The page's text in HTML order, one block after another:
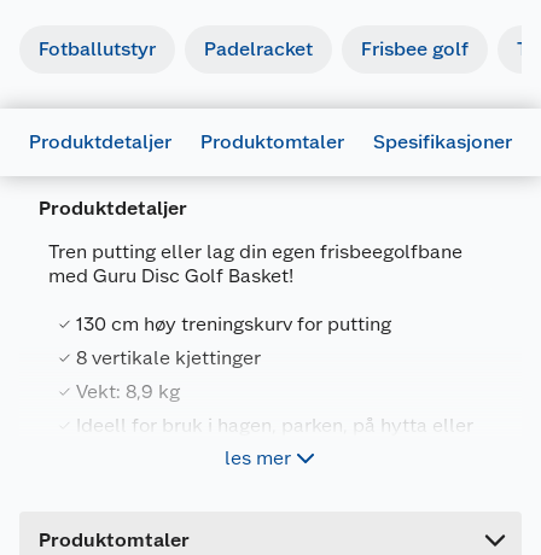
Fotballutstyr Padelracket Frisbee golf
Produktdetaljer Produktomtaler Spesifikasjoner
Produktdetaljer
Tren putting eller lag din egen frisbeegolfbane
med Guru Disc Golf Basket!
130 cm høy treningskurv for putting
8 vertikale kjettinger
Vekt: 8,9 kg
Ideell for bruk i hagen, parken, på hytta eller
som en midlertidig kurv på frisbeegolfbanen
forbedre putting-ferdighetene dine eller lage din
les mer
Produktomtaler
Generelt
Artikkelnummer
Leverandørens artikkelnummer